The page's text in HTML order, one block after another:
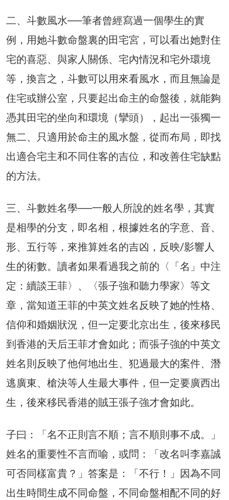
二、斗數風水──筆者曾經寫過一個學生的實
例，用她斗數命盤裏的田宅宮，可以看出她對住
宅的喜惡、與家人關係、宅內情況和宅外環境
等，換言之，斗數可以用來看風水，而且無論是
住宅或辦公室，只要起出命主的命盤後，就能夠
憑其田宅的坐向和環境（攣頭），起出一張獨一
無二、只適用於命主的風水盤，從而布局，即找
出適合宅主和不同住客的吉位，和改善住宅缺點
的方法。
三、斗數姓名學──一般人所說的姓名學，其實
是相學的分支，即名相，根據姓名的字意、音、
形、五行等，來推算姓名的吉凶，反映/影響人
生的術數。讀者如果看過我之前的〈「名」中注
定：續談王菲〉、〈張子強和聽力學家〉等文
章，當知道王菲的中英文姓名反映了她的性格、
信仰和婚姻狀況，但一定要北京出生，後來移民
到香港的天后王菲才會如此；而張子強的中英文
姓名則反映了他何地出生、犯過最大的案件、潛
逃廣東、槍決等人生最大事件，但一定要廣西出
生，後來移民香港的賊王張子強才會如此。
子曰：「名不正則言不順；言不順則事不成。」
姓名的重要性不言而喻，或問：「改名叫李嘉誠
可否同樣富貴？」答案是：「不行！」因為不同
出生時間生成不同命盤，不同命盤相配不同的好